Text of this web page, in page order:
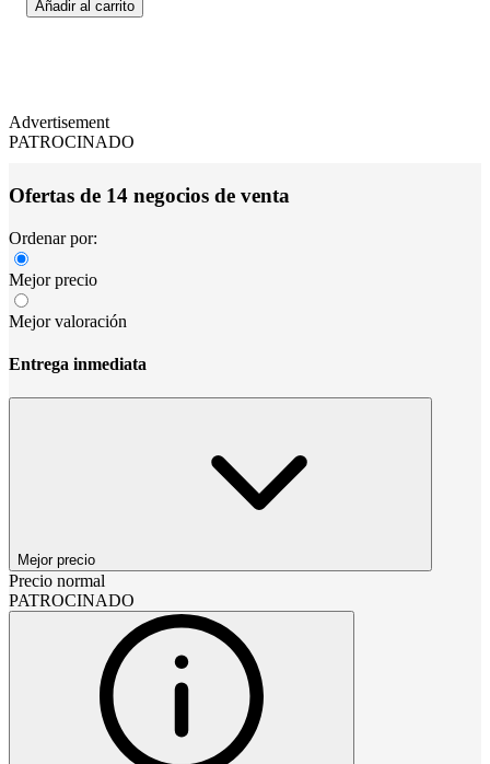
Añadir al carrito
Advertisement
PATROCINADO
Ofertas de 14 negocios de venta
Ordenar por:
Mejor precio
Mejor valoración
Entrega inmediata
Mejor precio
Precio normal
PATROCINADO